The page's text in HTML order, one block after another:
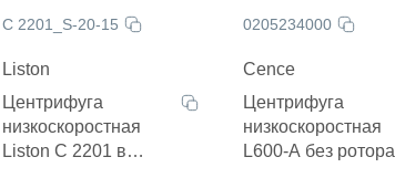
C 2201_S-20-15
Liston
Центрифуга
низкоскоростная
Liston C 2201 в
0205234000
Cence
Центрифуга
низкоскоростная
L600-A без ротора